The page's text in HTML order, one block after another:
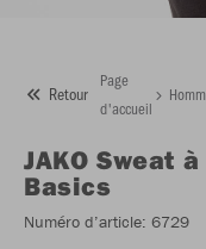
Retour
Page
d'accueil
JAKO Sweat
Basics
Numéro d’article: 6729